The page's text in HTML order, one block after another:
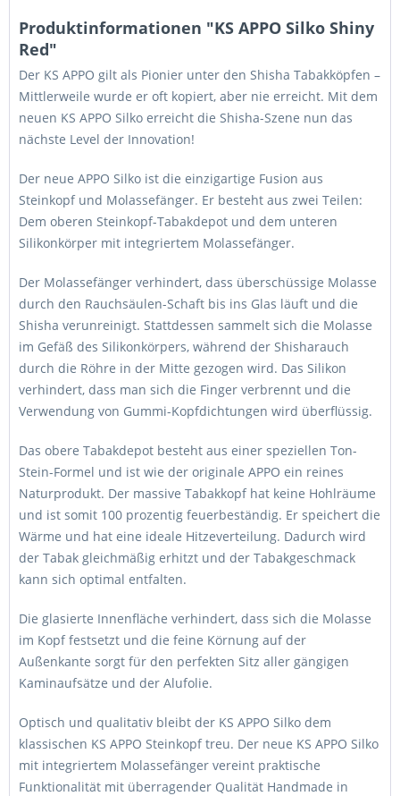
Produktinformationen "KS APPO Silko Shiny
Red"
Der KS APPO gilt als Pionier unter den Shisha Tabakköpfen –
Mittlerweile wurde er oft kopiert, aber nie erreicht. Mit dem
neuen KS APPO Silko erreicht die Shisha-Szene nun das
nächste Level der Innovation!
Der neue APPO Silko ist die einzigartige Fusion aus
Steinkopf und Molassefänger. Er besteht aus zwei Teilen:
Dem oberen Steinkopf-Tabakdepot und dem unteren
Silikonkörper mit integriertem Molassefänger.
Der Molassefänger verhindert, dass überschüssige Molasse
durch den Rauchsäulen-Schaft bis ins Glas läuft und die
Shisha verunreinigt. Stattdessen sammelt sich die Molasse
im Gefäß des Silikonkörpers, während der Shisharauch
durch die Röhre in der Mitte gezogen wird. Das Silikon
verhindert, dass man sich die Finger verbrennt und die
Verwendung von Gummi-Kopfdichtungen wird überflüssig.
Das obere Tabakdepot besteht aus einer speziellen Ton-
Stein-Formel und ist wie der originale APPO ein reines
Naturprodukt. Der massive Tabakkopf hat keine Hohlräume
und ist somit 100 prozentig feuerbeständig. Er speichert die
Wärme und hat eine ideale Hitzeverteilung. Dadurch wird
der Tabak gleichmäßig erhitzt und der Tabakgeschmack
kann sich optimal entfalten.
Die glasierte Innenfläche verhindert, dass sich die Molasse
im Kopf festsetzt und die feine Körnung auf der
Außenkante sorgt für den perfekten Sitz aller gängigen
Kaminaufsätze und der Alufolie.
Optisch und qualitativ bleibt der KS APPO Silko dem
klassischen KS APPO Steinkopf treu. Der neue KS APPO Silko
mit integriertem Molassefänger vereint praktische
Funktionalität mit überragender Qualität Handmade in